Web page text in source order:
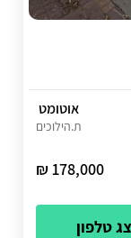
אוטומט
ת.הילוכים
178,000 ₪
טלפון